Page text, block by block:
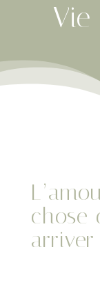
Vie
chose